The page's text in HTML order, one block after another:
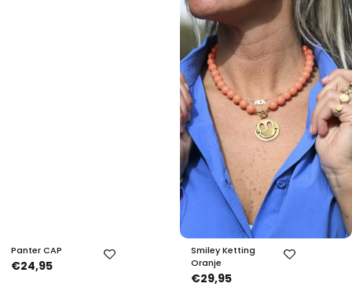
Panter CAP
€24,95
Smiley Ketting
Oranje
€29,95